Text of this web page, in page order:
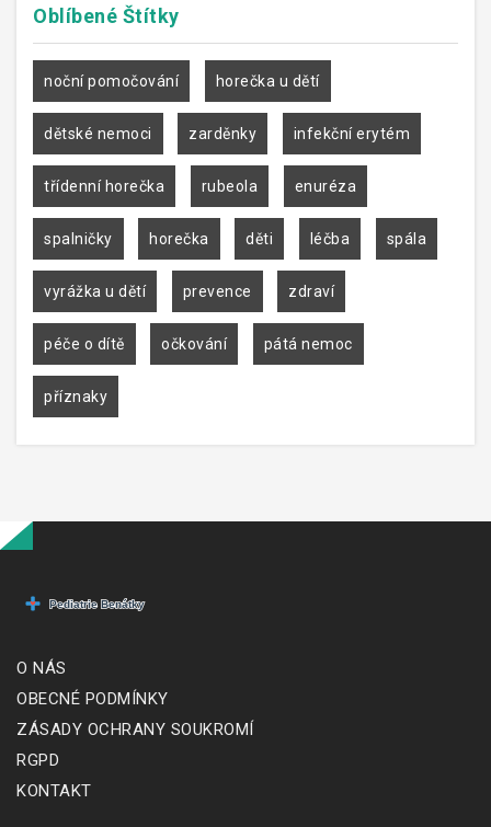
Oblíbené Štítky
noční pomočování horečka u dětí
dětské nemoci zarděnky infekční erytém
třídenní horečka rubeola enuréza
spalničky horečka děti léčba spála
vyrážka u dětí prevence zdraví
péče o dítě očkování pátá nemoc
příznaky
O NÁS
OBECNÉ PODMÍNKY
ZÁSADY OCHRANY SOUKROMÍ
RGPD
KONTAKT